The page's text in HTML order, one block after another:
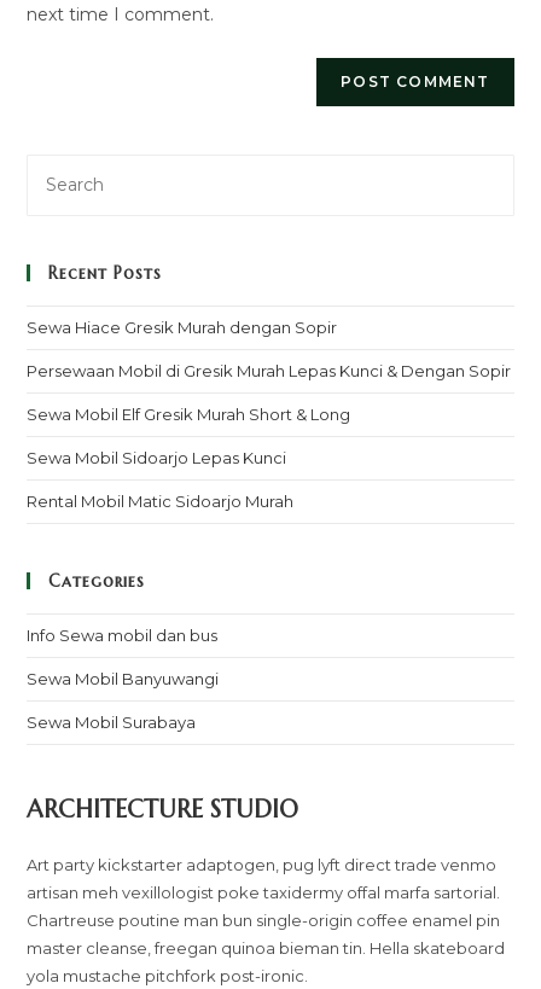
next time I comment.
Recent Posts
Sewa Hiace Gresik Murah dengan Sopir
Persewaan Mobil di Gresik Murah Lepas Kunci & Dengan Sopir
Sewa Mobil Elf Gresik Murah Short & Long
Sewa Mobil Sidoarjo Lepas Kunci
Rental Mobil Matic Sidoarjo Murah
Categories
Info Sewa mobil dan bus
Sewa Mobil Banyuwangi
Sewa Mobil Surabaya
ARCHITECTURE STUDIO
Art party kickstarter adaptogen, pug lyft direct trade venmo
artisan meh vexillologist poke taxidermy offal marfa sartorial.
Chartreuse poutine man bun single-origin coffee enamel pin
master cleanse, freegan quinoa bieman tin. Hella skateboard
yola mustache pitchfork post-ironic.